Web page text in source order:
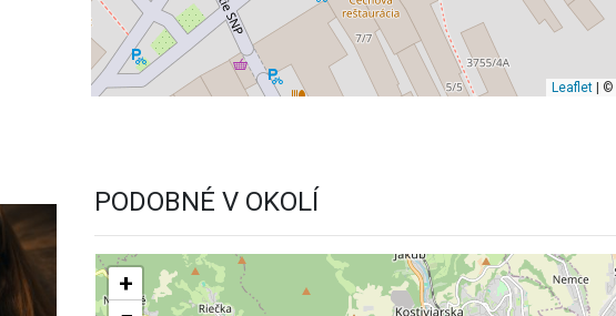
Leaflet| ©
PODOBNÉ V OKOLÍ
+